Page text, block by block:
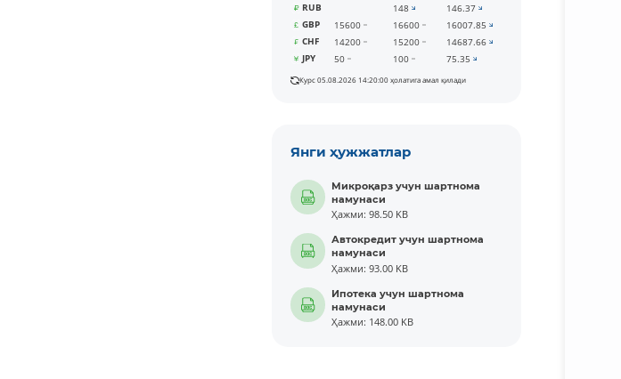
RUB
148
146.37
GBP
15600 16600
16007.85
CHF
14200 15200
14687.66
JPY
50 100 75.35
Курс 05.08.2026 14:20:00 ҳолатига амал қилади
Янги ҳужжатлар
Микроқарз учун шартнома
намунаси
Ҳажми: 98.50 KB
Автокредит учун шартнома
намунаси
Ҳажми: 93.00 KB
Ипотека учун шартнома
намунаси
Ҳажми: 148.00 KB